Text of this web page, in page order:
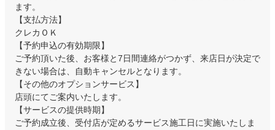
ます。
【支払方法】
クレカＯＫ
【予約申込の有効期限】
ご予約頂いた後、お客様と7日間連絡がつかず、来店日が決定で
きない場合は、自動キャンセルとなります。
【その他のオプションサービス】
店頭にてご案内いたします。
【サービスの提供時期】
ご予約成立後、受付店が定めるサービス施工日に実施いたしま